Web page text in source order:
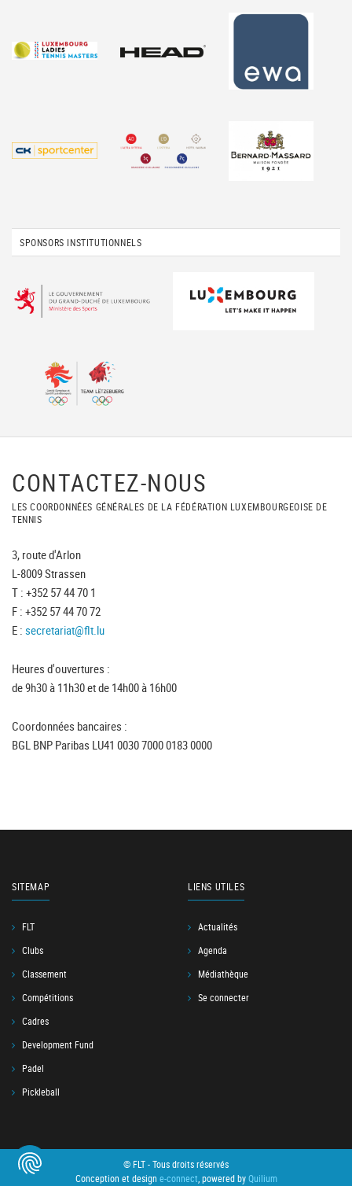
SPONSORS INSTITUTIONNELS
CONTACTEZ-NOUS
LES COORDONNÉES GÉNÉRALES DE LA FÉDÉRATION LUXEMBOURGEOISE DE
TENNIS
3, route d'Arlon
L-8009 Strassen
T : +352 57 44 70 1
F : +352 57 44 70 72
E : secretariat@flt.lu
Heures d'ouvertures :
de 9h30 à 11h30 et de 14h00 à 16h00
Coordonnées bancaires :
BGL BNP Paribas LU41 0030 7000 0183 0000
SITEMAP
FLT
Clubs
Classement
Compétitions
Cadres
Development Fund
Padel
Pickleball
LIENS UTILES
Actualités
Agenda
Médiathèque
Se connecter
© FLT - Tous droits réservés
Conception et design e-connect, powered byQuilium